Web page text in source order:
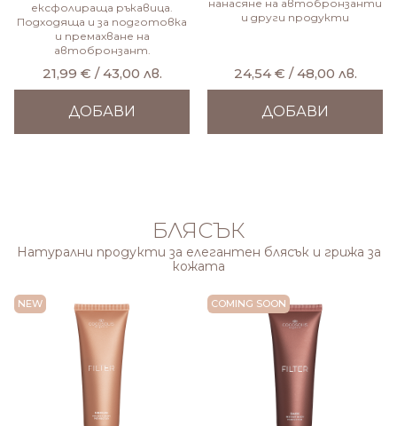
ексфолираща ръкавица.
Подходяща и за подготовка
и премахване на
автобронзант.
21,99 € / 43,00 лв.
ДОБАВИ
нанасяне на автобронзанти
и други продукти
24,54 € / 48,00 лв.
ДОБАВИ
БЛЯСЪК
Натурални продукти за елегантен блясък и грижа за
кожата
NEW COMING SOON